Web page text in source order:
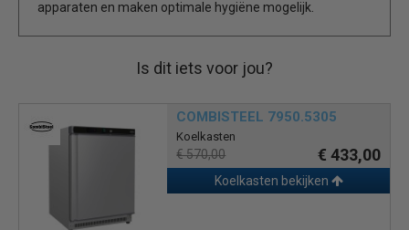
apparaten en maken optimale hygiëne mogelijk.
Is dit iets voor jou?
COMBISTEEL 7950.5305
Koelkasten
€ 570,00 € 433,00
Koelkasten bekijken